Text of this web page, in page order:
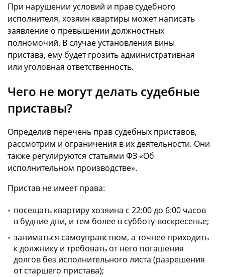
При нарушении условий и прав судебного
исполнителя, хозяин квартиры может написать
заявление о превышении должностных
полномочий. В случае установления вины
пристава, ему будет грозить административная
или уголовная ответственность.
Чего не могут делать судебные
приставы?
Определив перечень прав судебных приставов,
рассмотрим и ограничения в их деятельности. Они
также регулируются статьями ФЗ «Об
исполнительном производстве».
Пристав не имеет права:
посещать квартиру хозяина с 22:00 до 6:00 часов
в будние дни, и тем более в субботу-воскресенье;
заниматься самоуправством, а точнее приходить
к должнику и требовать от него погашения
долгов без исполнительного листа (разрешения
от старшего пристава);